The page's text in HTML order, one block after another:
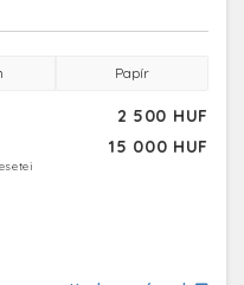
Papír
2 500 HUF
15 000 HUF